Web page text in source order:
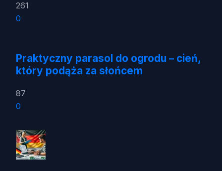
261
0
Praktyczny parasol do ogrodu – cień,
który podąża za słońcem
87
0